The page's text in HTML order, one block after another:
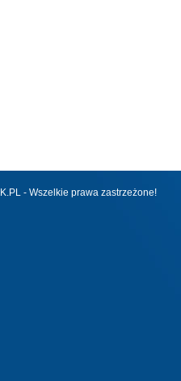
- Wszelkie prawa zastrzeżone!